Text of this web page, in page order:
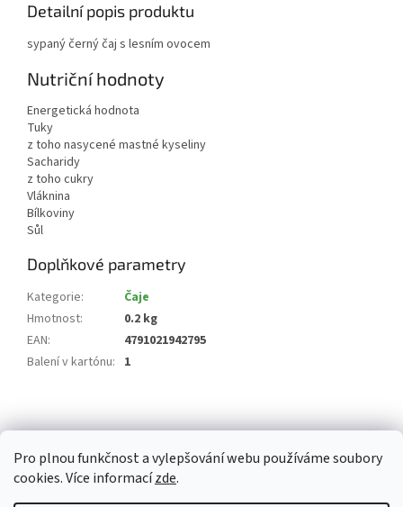
Pro plnou funkčnost a vylepšování webu používáme soubory
cookies. Více informacízde.
Detailní popis produktu
sypaný černý čaj s lesním ovocem
Nutriční hodnoty
Energetická hodnota
Tuky
z toho nasycené mastné kyseliny
Sacharidy
z toho cukry
Vláknina
Bílkoviny
Sůl
Doplňkové parametry
Kategorie:
Čaje
Hmotnost:
0.2 kg
EAN:
4791021942795
Balení v kartónu: 1
á